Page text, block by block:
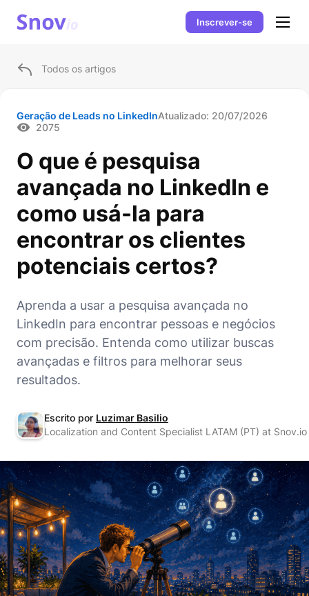
Inscrever-se
Todos os artigos
Geração de Leads no LinkedInAtualizado: 20/07/2026
2075
O que é pesquisa
avançada no LinkedIn e
como usá-la para
encontrar os clientes
potenciais certos?
Aprenda a usar a pesquisa avançada no
LinkedIn para encontrar pessoas e negócios
com precisão. Entenda como utilizar buscas
avançadas e filtros para melhorar seus
resultados.
Escrito por Luzimar Basilio
Localization and Content Specialist LATAM (PT) at Snov.io